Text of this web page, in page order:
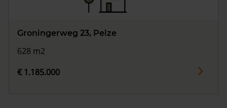
Groningerweg 23, Peize
628 m2
€ 1.185.000